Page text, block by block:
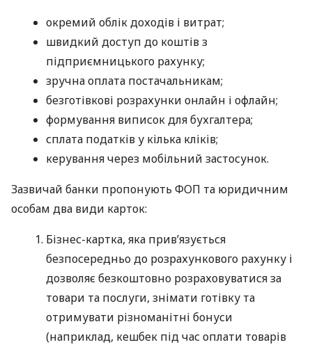
окремий облік доходів і витрат;
швидкий доступ до коштів з
підприємницького рахунку;
зручна оплата постачальникам;
безготівкові розрахунки онлайн і офлайн;
формування виписок для бухгалтера;
сплата податків у кілька кліків;
керування через мобільний застосунок.
Зазвичай банки пропонують ФОП та юридичним
особам два види карток:
Бізнес-картка, яка прив’язується
безпосередньо до розрахункового рахунку і
дозволяє безкоштовно розраховуватися за
товари та послуги, знімати готівку та
отримувати різноманітні бонуси
(наприклад, кешбек під час оплати товарів